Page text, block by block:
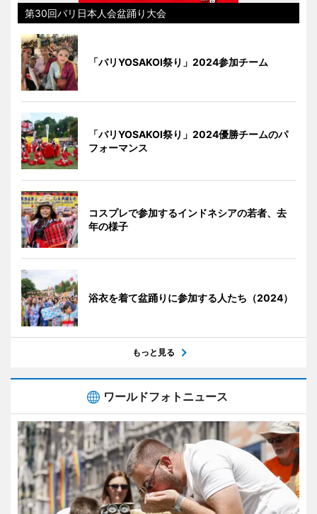
第30回バリ日本人会盆踊り大会
「バリYOSAKOI祭り」2024参加チーム
「バリYOSAKOI祭り」2024優勝チームのパ
フォーマンス
コスプレで参加するインドネシアの若者、去
年の様子
浴衣を着て盆踊りに参加する人たち（2024）
もっと見る
ワールドフォトニュース